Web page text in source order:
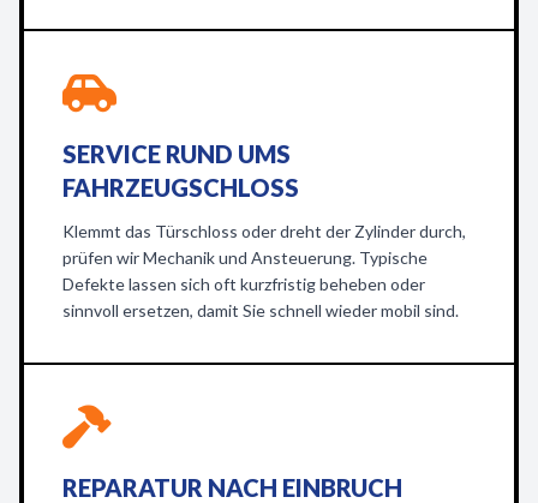
SERVICE RUND UMS
FAHRZEUGSCHLOSS
Klemmt das Türschloss oder dreht der Zylinder durch,
prüfen wir Mechanik und Ansteuerung. Typische
Defekte lassen sich oft kurzfristig beheben oder
sinnvoll ersetzen, damit Sie schnell wieder mobil sind.
REPARATUR NACH EINBRUCH